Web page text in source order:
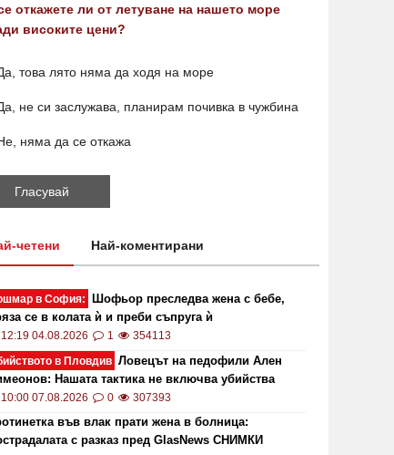
откажете ли от летуване на нашето море
високите цени?
това лято няма да ходя на море
не си заслужава, планирам почивка в чужбина
няма да се откажа
четени Най-коментирани
в София:
Шофьор преследва жена с бебе,
се в колата ѝ и преби съпруга ѝ
12:19 04.08.2026 1
354113
в Пловдив Ловецът на педофили Ален
Нашата тактика не включва убийства
10:00 07.08.2026 0 307393
във влак прати жена в болница:
с разказ пред GlasNews СНИМКИ